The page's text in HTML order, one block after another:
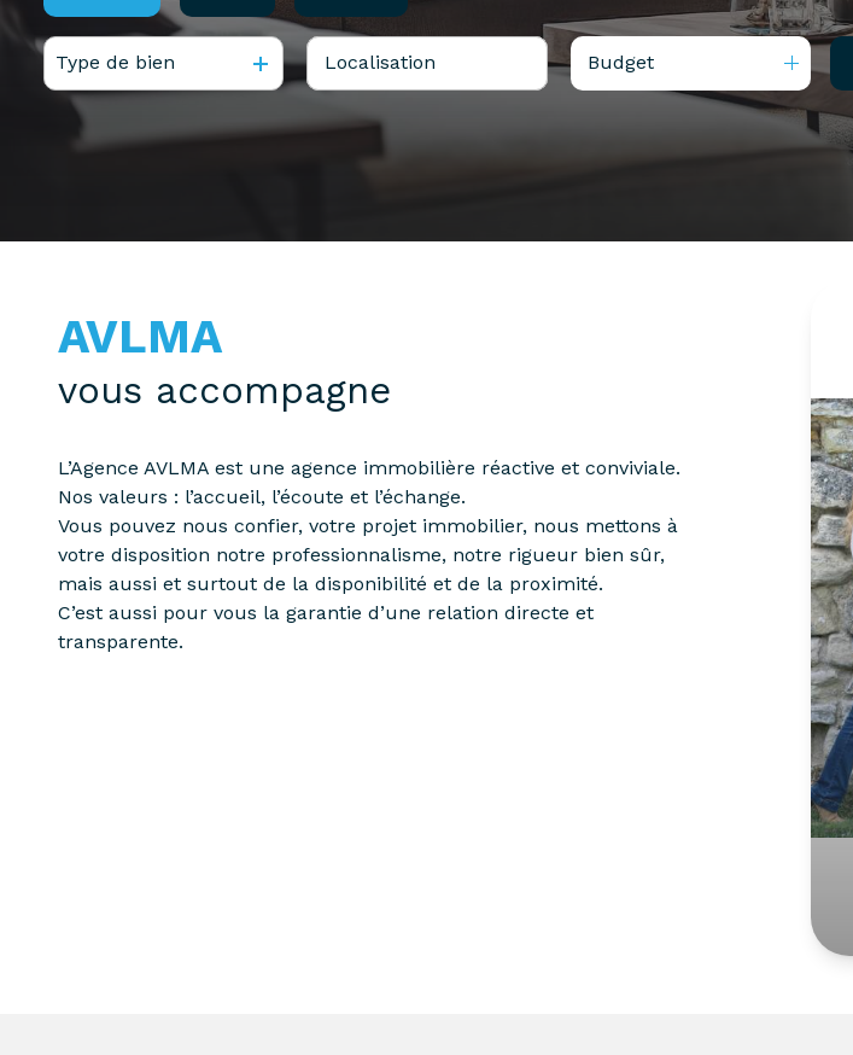
confiez-
nous
votre
recherche
biens
pro
partenaires
gestion
locative
votre
recherche
De l'ancien
De l'immo pro
à l'année
Type de bien Budget
AVLMA
vous accompagne
L’Agence AVLMA est une agence immobilière réactive et conviviale.
Nos valeurs : l’accueil, l’écoute et l’échange.
Vous pouvez nous confier, votre projet immobilier, nous mettons à
votre disposition notre professionnalisme, notre rigueur bien sûr,
mais aussi et surtout de la disponibilité et de la proximité.
C’est aussi pour vous la garantie d’une relation directe et
transparente.